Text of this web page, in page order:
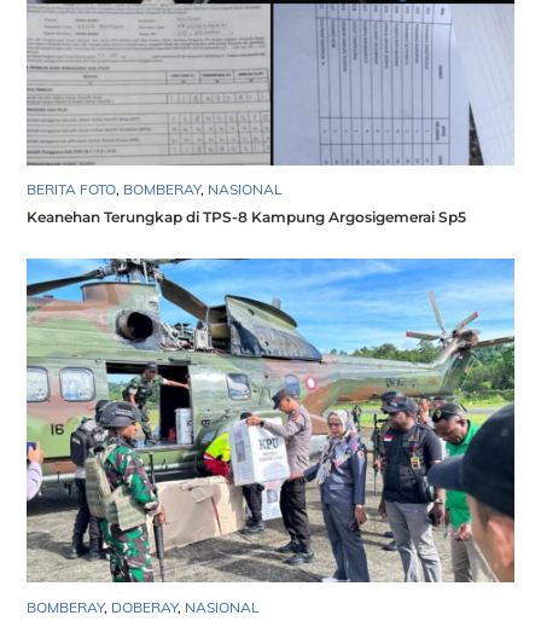
BERITA FOTO, BOMBERAY, NASIONAL
Keanehan Terungkap di TPS-8 Kampung Argosigemerai Sp5
BOMBERAY, DOBERAY, NASIONAL